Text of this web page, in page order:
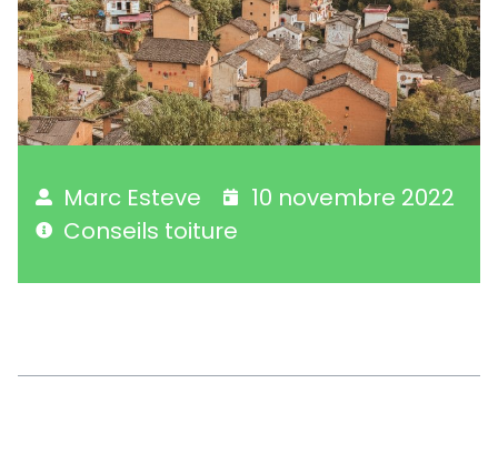
Marc Esteve
10 novembre 2022
Conseils toiture